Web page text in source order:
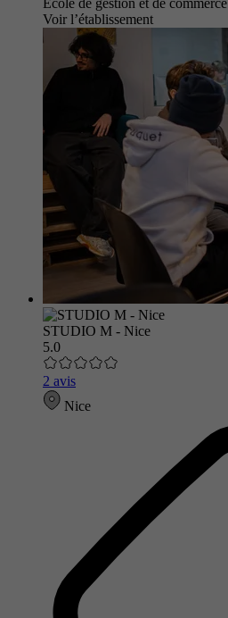
École de gestion et de commerce
Voir l’établissement
STUDIO M - Nice
5.0
2 avis
Nice